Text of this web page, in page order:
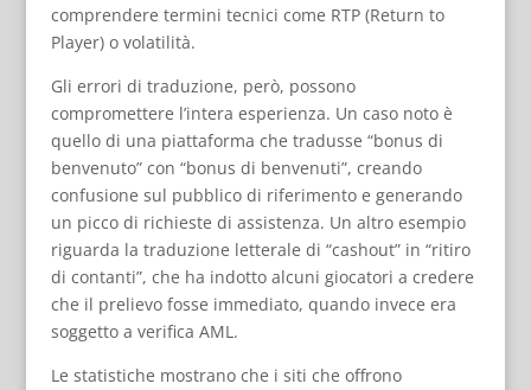
comprendere termini tecnici come RTP (Return to
Player) o volatilità.
Gli errori di traduzione, però, possono
compromettere l’intera esperienza. Un caso noto è
quello di una piattaforma che tradusse “bonus di
benvenuto” con “bonus di benvenuti”, creando
confusione sul pubblico di riferimento e generando
un picco di richieste di assistenza. Un altro esempio
riguarda la traduzione letterale di “cashout” in “ritiro
di contanti”, che ha indotto alcuni giocatori a credere
che il prelievo fosse immediato, quando invece era
soggetto a verifica AML.
Le statistiche mostrano che i siti che offrono